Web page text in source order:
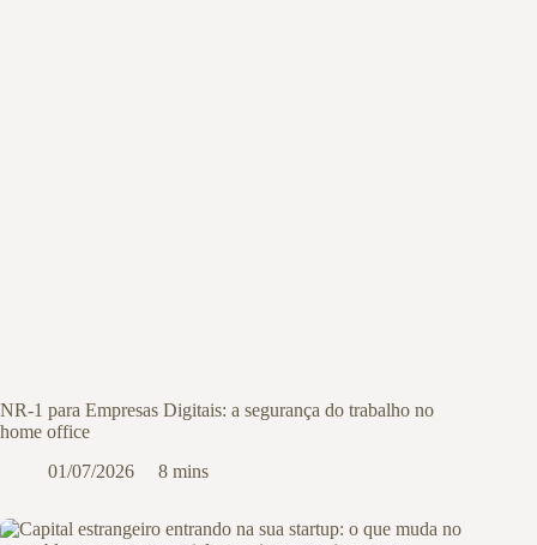
NR-1 para Empresas Digitais: a segurança do trabalho no
home office
01/07/2026
8 mins